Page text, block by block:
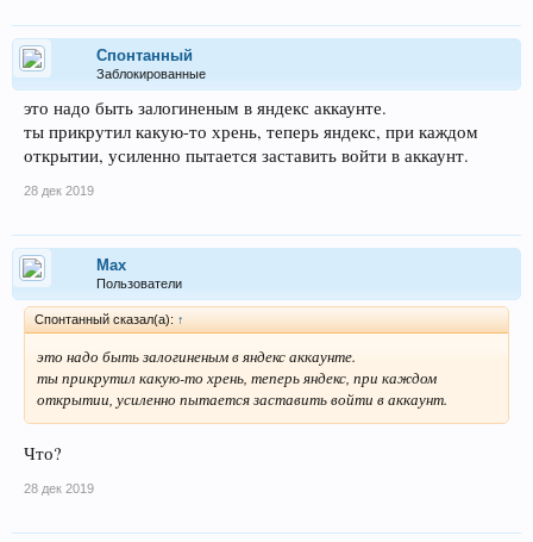
Спонтанный
Заблокированные
это надо быть залогиненым в яндекс аккаунте.
ты прикрутил какую-то хрень, теперь яндекс, при каждом
открытии, усиленно пытается заставить войти в аккаунт.
28 дек 2019
Max
Пользователи
Спонтанный сказал(а): ↑
это надо быть залогиненым в яндекс аккаунте.
ты прикрутил какую-то хрень, теперь яндекс, при каждом
открытии, усиленно пытается заставить войти в аккаунт.
Что?
28 дек 2019